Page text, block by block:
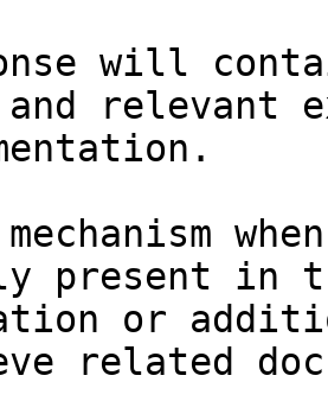
will
relevant
present in
or